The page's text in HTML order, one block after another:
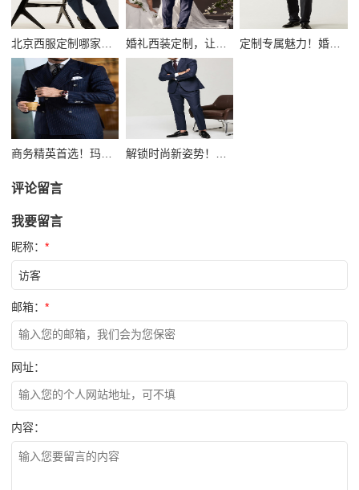
评论留言
我要留言
昵称： *
邮箱： *
网址：
内容：